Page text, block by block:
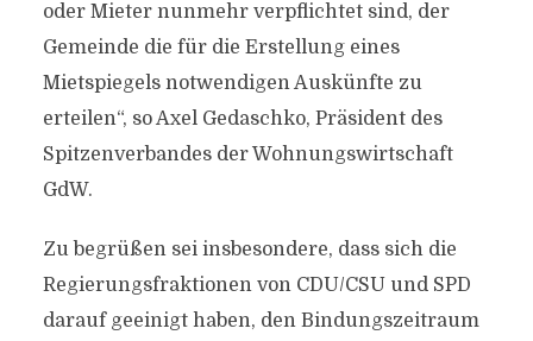
oder Mieter nunmehr verpflichtet sind, der
Gemeinde die für die Erstellung eines
Mietspiegels notwendigen Auskünfte zu
erteilen“, so Axel Gedaschko, Präsident des
Spitzenverbandes der Wohnungswirtschaft
GdW.
Zu begrüßen sei insbesondere, dass sich die
Regierungsfraktionen von CDU/CSU und SPD
darauf geeinigt haben, den Bindungszeitraum